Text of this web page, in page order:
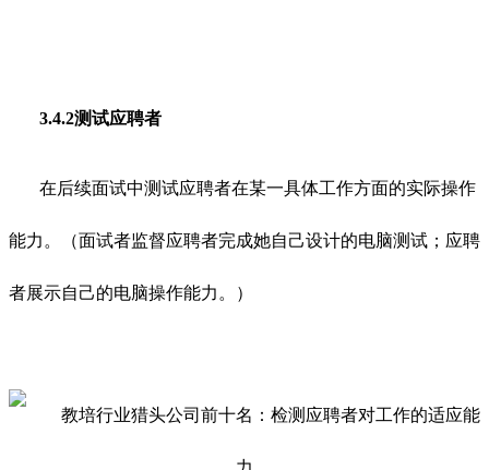
3.4.2测试应聘者
在后续面试中测试应聘者在某一具体工作方面的实际操作
能力。（面试者监督应聘者完成她自己设计的电脑测试；应聘
者展示自己的电脑操作能力。）